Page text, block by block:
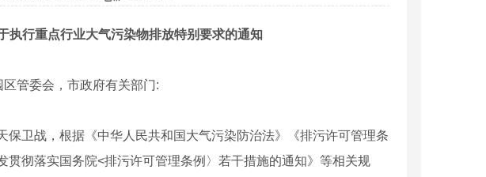
执行重点行业大气污染物排放特别要求的通知
管委会，市政府有关部门:
卫战，根据《中华人民共和国大气污染防治法》《排污许可管理条
彻落实国务院<排污许可管理条例〉若干措施的通知》等相关规